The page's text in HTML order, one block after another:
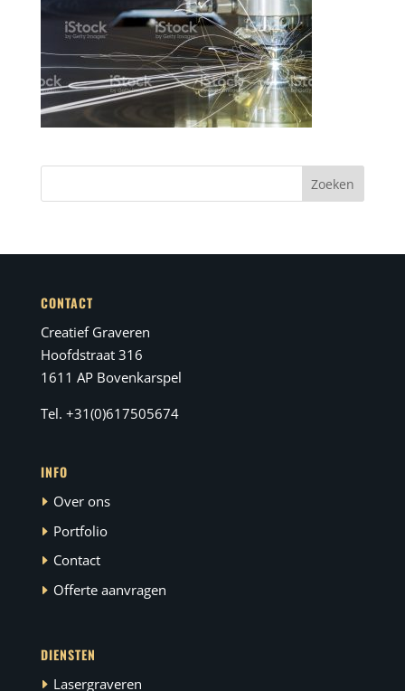
CONTACT
Creatief Graveren
Hoofdstraat 316
1611 AP Bovenkarspel
Tel. +31(0)617505674
INFO
Over ons
Portfolio
Contact
Offerte aanvragen
DIENSTEN
Lasergraveren